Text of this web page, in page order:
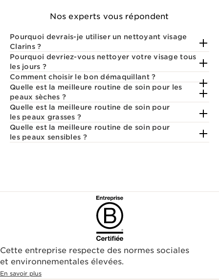
Nos experts vous répondent
Pourquoi devrais-je utiliser un nettoyant visage
Clarins ?
Pourquoi devriez-vous nettoyer votre visage tous
les jours ?
Comment choisir le bon démaquillant ?
Quelle est la meilleure routine de soin pour les
peaux sèches ?
Quelle est la meilleure routine de soin pour
les peaux grasses ?
Quelle est la meilleure routine de soin pour
les peaux sensibles ?
Cette entreprise respecte des normes sociales
et environnementales élevées.
En savoir plus